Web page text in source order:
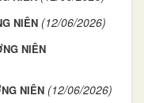
NIÊN (12/06/2026)
NIÊN
NIÊN (12/06/2026)